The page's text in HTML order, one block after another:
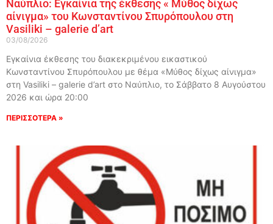
Ναύπλιο: Εγκαίνια της έκθεσης « Μύθος δίχως
αίνιγμα» του Κωνσταντίνου Σπυρόπουλου στη
Vasiliki – galerie d’art
03/08/2026
Εγκαίνια έκθεσης του διακεκριμένου εικαστικού
Κωνσταντίνου Σπυρόπουλου με θέμα «Μύθος δίχως αίνιγμα»
στη Vasiliki – galerie d’art στο Ναύπλιο, το Σάββατο 8 Αυγούστου
2026 και ώρα 20:00
ΠΕΡΙΣΣΟΤΕΡΑ »